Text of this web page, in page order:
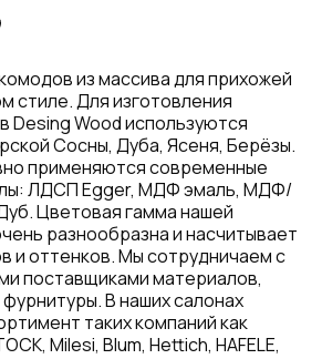
из массива для прихожей
стиле. Для изготовления
Desing Wood используются
Сосны, Дуба, Ясеня, Берёзы.
применяются современные
ЛДСП Egger, МДФ эмаль, МДФ/
Цветовая гамма нашей
разнообразна и насчитывает
и оттенков. Мы сотрудничаем с
поставщиками материалов,
В наших салонах
таких компаний как
Milesi, Blum, Hettich, HAFELE,